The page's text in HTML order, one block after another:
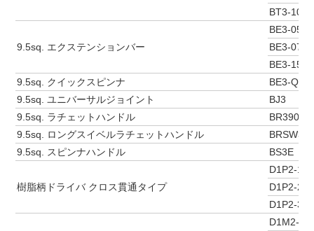
BT3-10S
9.5sq. エクステンションバー
BE3-050
BE3-075
BE3-150
9.5sq. クイックスピンナ
BE3-Q
9.5sq. ユニバーサルジョイント
BJ3
9.5sq. ラチェットハンドル
BR390
9.5sq. ロングスイベルラチェットハンドル
BRSW3L
9.5sq. スピンナハンドル
BS3E
樹脂柄ドライバ クロス貫通タイプ
D1P2-1
D1P2-2
D1P2-3
D1M2-5